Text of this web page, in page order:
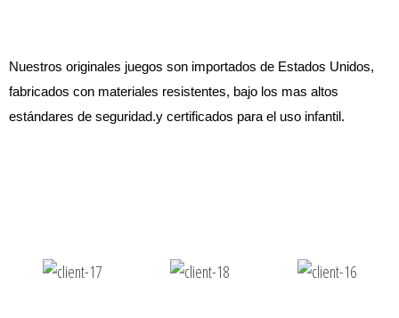
Nuestros originales juegos son importados de Estados Unidos,
fabricados con materiales resistentes, bajo los mas altos
estándares de seguridad.y certificados para el uso infantil.